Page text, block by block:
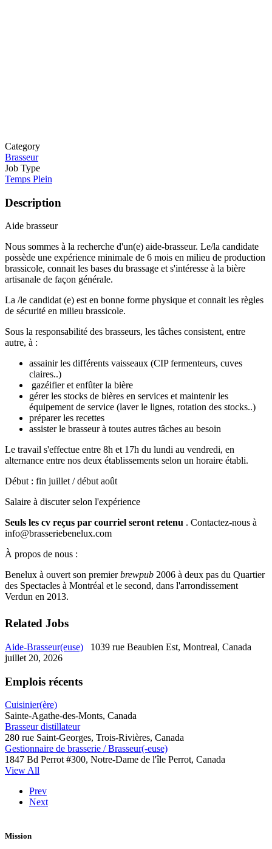
Category
Brasseur
Job Type
Temps Plein
Description
Aide brasseur
Nous sommes à la recherche d'un(e) aide-brasseur. Le/la candidate
possède une expérience minimale de 6 mois en milieu de production
brassicole, connait les bases du brassage et s'intéresse à la bière
artisanale de façon générale.
La /le candidat (e) est en bonne forme physique et connait les règles
de sécurité en milieu brassicole.
Sous la responsabilité des brasseurs, les tâches consistent, entre
autre, à :
assainir les différents vaisseaux (CIP fermenteurs, cuves
claires..)
gazéifier et enfûter la bière
gérer les stocks de bières en services et maintenir les
équipement de service (laver le lignes, rotation des stocks..)
préparer les recettes
assister le brasseur à toutes autres tâches au besoin
Le travail s'effectue entre 8h et 17h du lundi au vendredi, en
alternance entre nos deux établissements selon un horaire établi.
Début : fin juillet / début août
Salaire à discuter selon l'expérience
Seuls les cv reçus par courriel seront retenu . Contactez-nous à
info@brasseriebenelux.com
À propos de nous :
Benelux à ouvert son premierbrewpub 2006 à deux pas du Quartier
des Spectacles à Montréal et le second, dans l'arrondissement
Verdun en 2013.
Related Jobs
Aide-Brasseur(euse)
1039 rue Beaubien Est, Montreal, Canada
juillet 20, 2026
Emplois récents
Cuisinier(ère)
Sainte-Agathe-des-Monts, Canada
Brasseur distillateur
280 rue Saint-Georges, Trois-Rivières, Canada
Gestionnaire de brasserie / Brasseur(-euse)
1847 Bd Perrot #300, Notre-Dame de l'île Perrot, Canada
View All
Prev
Next
Mission